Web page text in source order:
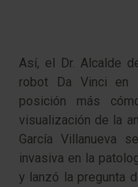
Así, el Dr. Alcalde
robot Da Vinci en
posición más
visualización de la
García Villanueva
invasiva en la
y lanzó la pregunta